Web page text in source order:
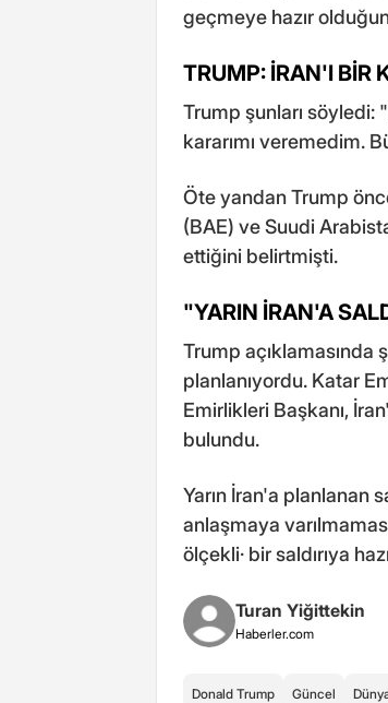
geçmeye hazır
TRUMP: İRAN'I BİR
Trump şunları söyledi:
kararımı veremedim.
Öte yandan Trump
(BAE) ve Suudi
ettiğini belirtmişti.
"YARIN İRAN'A
Trump açıklamasında
planlanıyordu. Katar
Emirlikleri Başkanı,
bulundu.
Yarın İran'a planlanan
anlaşmaya
ölçekli· bir saldırıya
Turan Yiğittekin
Haberler.com
Donald Trump Güncel